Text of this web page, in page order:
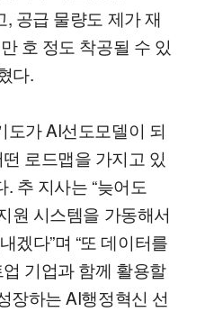
공급 물량도 제가 재
호 정도 착공될 수 있
다.
도가 AI선도모델이 되
로드맵을 가지고 있
추 지사는 “늦어도
원 시스템을 가동해서
겠다”며 “또 데이터를
기업과 함께 활용할
장하는 AI행정혁신 선